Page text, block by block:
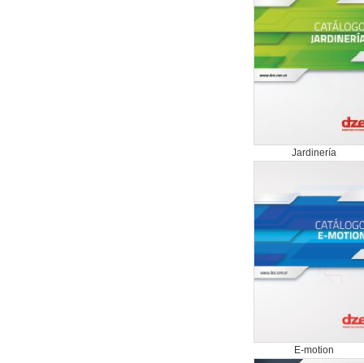
Jardinería
E-motion